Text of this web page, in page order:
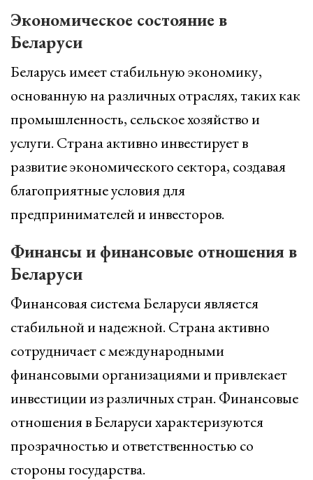
Экономическое состояние в
Беларуси
Беларусь имеет стабильную экономику,
основанную на различных отраслях, таких как
промышленность, сельское хозяйство и
услуги. Страна активно инвестирует в
развитие экономического сектора, создавая
благоприятные условия для
предпринимателей и инвесторов.
Финансы и финансовые отношения в
Беларуси
Финансовая система Беларуси является
стабильной и надежной. Страна активно
сотрудничает с международными
финансовыми организациями и привлекает
инвестиции из различных стран. Финансовые
отношения в Беларуси характеризуются
прозрачностью и ответственностью со
стороны государства.